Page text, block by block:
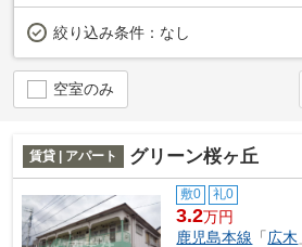
絞り込み条件： なし
空室のみ
賃貸 | アパート グリーン桜ヶ丘
敷0 礼0
3.2万円
鹿児島本線 「広木